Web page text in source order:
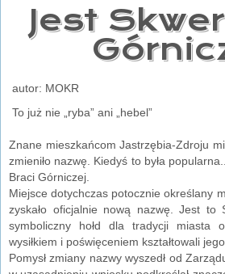
Jest
autor: MOKR
To już nie „ryba” ani „hebel”
Znane mieszkańcom Jastrzębia-Zdroju
zmieniło nazwę. Kiedyś to była
Braci Górniczej.
Miejsce dotychczas potocznie określany
zyskało oficjalnie nową nazwę. Jest to
symboliczny hołd dla tradycji miasta
wysiłkiem i poświęceniem kształtowali
Pomysł zmiany nazwy wyszedł od